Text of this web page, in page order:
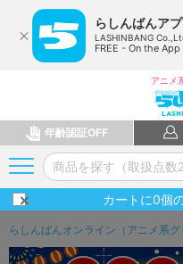
らしんばんアプ
LASHINBANG
FREE - On the
アニメ
年齢認証OFF
カートに0個
らしんばんオンライン（アニメ系